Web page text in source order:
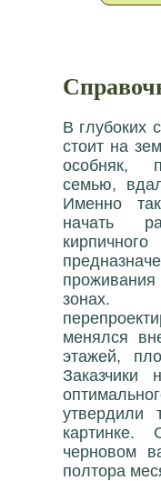
В глубоких
стоит на
особняк,
семью,
Именно
начать
проживания
менялся
этажей,
Заказчики
картинке.
черновом
полтора